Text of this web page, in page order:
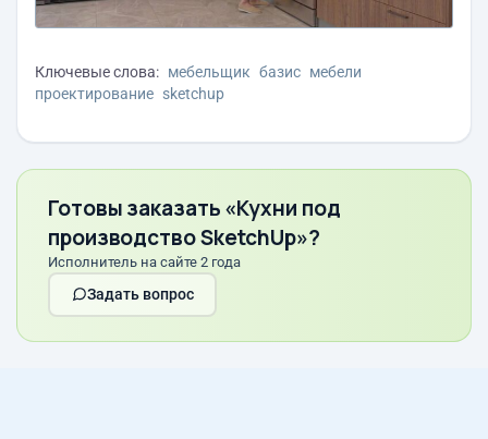
Ключевые слова: мебельщик базис мебели
проектирование sketchup
Готовы заказать «Кухни под
производство SketchUp»?
Исполнитель на сайте 2 года
Задать вопрос